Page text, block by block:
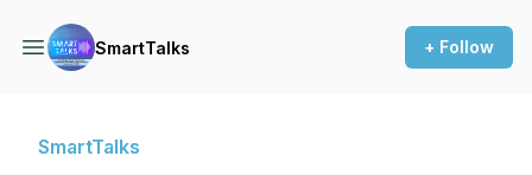
SmartTalks + Follow
SmartTalks